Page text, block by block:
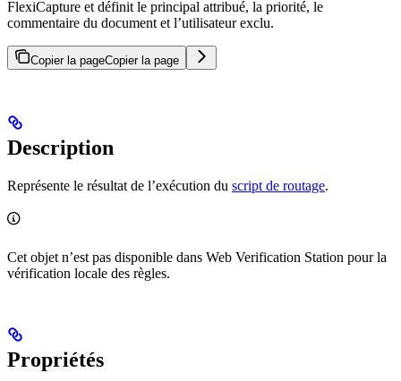
FlexiCapture et définit le principal attribué, la priorité, le
commentaire du document et l’utilisateur exclu.
Copier la pageCopier la page
Description
Représente le résultat de l’exécution du script de routage.
Cet objet n’est pas disponible dans Web Verification Station pour la
vérification locale des règles.
Propriétés